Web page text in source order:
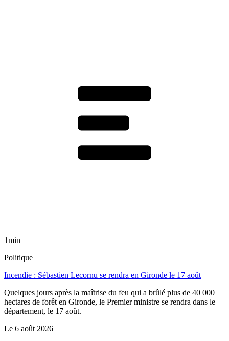
1min
Politique
Incendie : Sébastien Lecornu se rendra en Gironde le 17 août
Quelques jours après la maîtrise du feu qui a brûlé plus de 40 000
hectares de forêt en Gironde, le Premier ministre se rendra dans le
département, le 17 août.
Le 6 août 2026